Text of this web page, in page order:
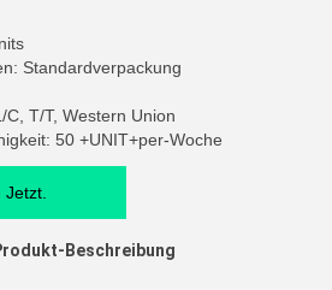
Standardverpackung
T/T, Western Union
50 +UNIT+per-Woche
Beschreibung